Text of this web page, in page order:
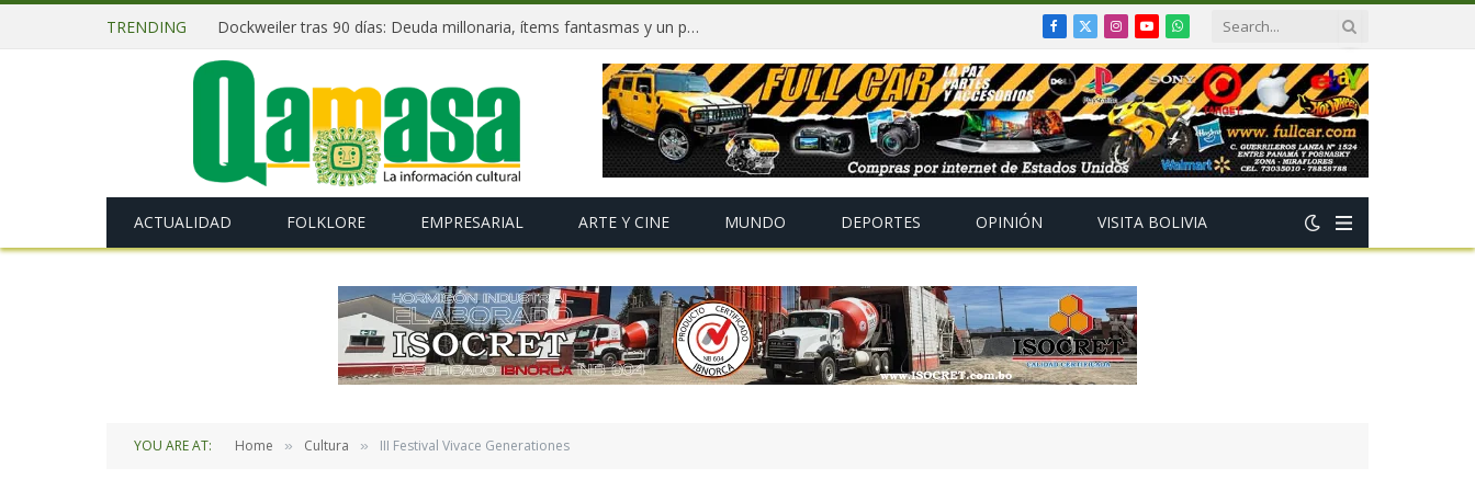
TRENDING Dockweiler tras 90 días: Deuda millonaria, ítems fantasmas y un plan para salvar La Paz Facebook
X
(Twitter)
Instagram
YouTubeWhatsApp
ACTUALIDAD FOLKLORE EMPRESARIAL ARTE Y CINE MUNDO DEPORTES OPINIÓN VISITA BOLIVIA
YOU ARE AT: Home » Cultura » III Festival Vivace Generationes